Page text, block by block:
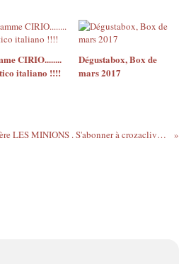
CIRIO........
italiano !!!!
Dégustabox, Box de
mars 2017
Pour gagner une Bd BANANE, la toute première LES MINIONS . S'abonner à crozaclive . Partager avec 4 amis Tirage au sort 25/08/16 Bonne chance #concours #lesminion #lesminions #bd #bdsmcommunity #jeuconcours #jeu #tirage #editionsdupuis